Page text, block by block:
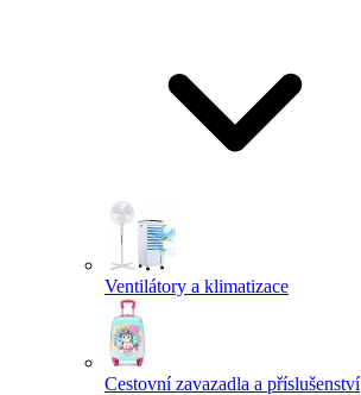
Ventilátory a klimatizace
Cestovní zavazadla a příslušenství